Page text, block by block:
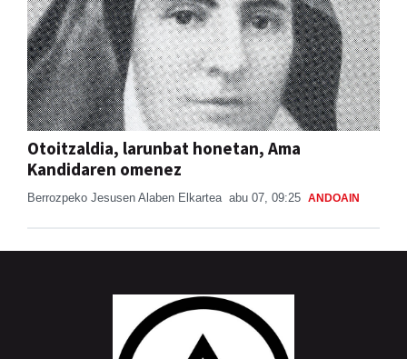
Otoitzaldia, larunbat honetan, Ama
Kandidaren omenez
Berrozpeko Jesusen Alaben Elkartea abu 07, 09:25 ANDOAIN